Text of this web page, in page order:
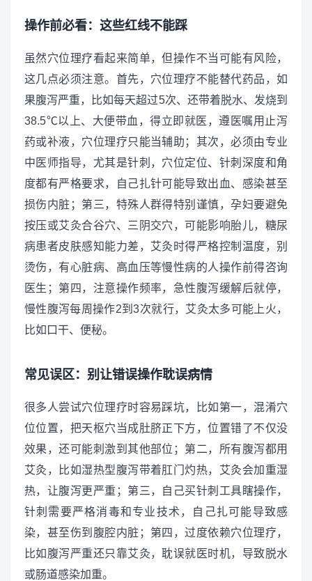
操作前必看：这些红线不能踩
虽然穴位理疗看起来简单，但操作不当可能有风险，
这几点必须注意。首先，穴位理疗不能替代药品，如
果腹泻严重，比如每天超过5次、还带着脱水、发烧到
38.5℃以上、大便带血，得立即就医，遵医嘱用止泻
药或补液，穴位理疗只能当辅助；其次，必须由专业
中医师指导，尤其是针刺，穴位定位、针刺深度和角
度都有严格要求，自己扎针可能导致出血、感染甚至
损伤内脏；第三，特殊人群得特别谨慎，孕妇要避免
按压或艾灸合谷穴、三阴交穴，可能影响胎儿，糖尿
病患者皮肤感知能力差，艾灸时得严格控制温度，别
烫伤，有心脏病、高血压等慢性病的人操作前得咨询
医生；第四，注意操作频率，急性腹泻缓解后就停，
慢性腹泻每周操作2到3次就行，艾灸太多可能上火，
比如口干、便秘。
常见误区：别让错误操作耽误病情
很多人尝试穴位理疗时容易踩坑，比如第一，混淆穴
位位置，把天枢穴当成肚脐正下方，位置错了不仅没
效果，还可能刺激到其他部位；第二，所有腹泻都用
艾灸，比如湿热型腹泻带着肛门灼热，艾灸会加重湿
热，让腹泻更严重；第三，自己买针刺工具瞎操作，
针刺需要严格消毒和专业技术，自己扎可能导致感
染，甚至伤到腹腔内脏；第四，过度依赖穴位理疗，
比如腹泻严重还只靠艾灸，耽误就医时机，导致脱水
或肠道感染加重。